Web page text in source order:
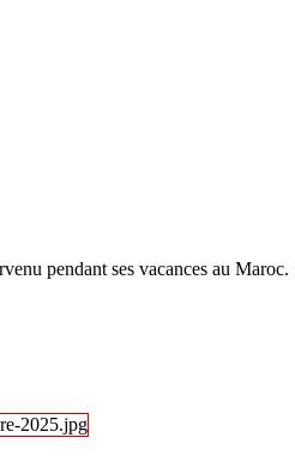
pendant ses vacances au